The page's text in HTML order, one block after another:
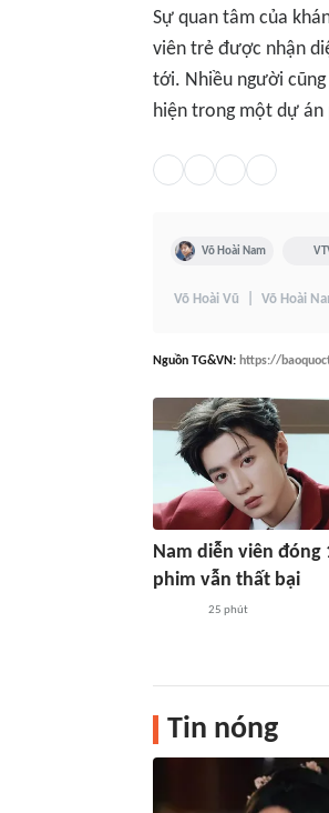
Sự quan tâm của
viên trẻ được nhận
tới. Nhiều người cũng
hiện trong một dự án
Võ Hoài Nam
Võ Hoài Vũ Võ Hoài
Nguồn TG&VN: https://
Nam diễn viên đóng
phim vẫn thất bại
25 phút
Tin nóng